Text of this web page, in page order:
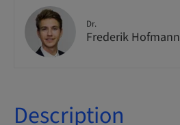
Dr.
Frederik Hofmann
Description